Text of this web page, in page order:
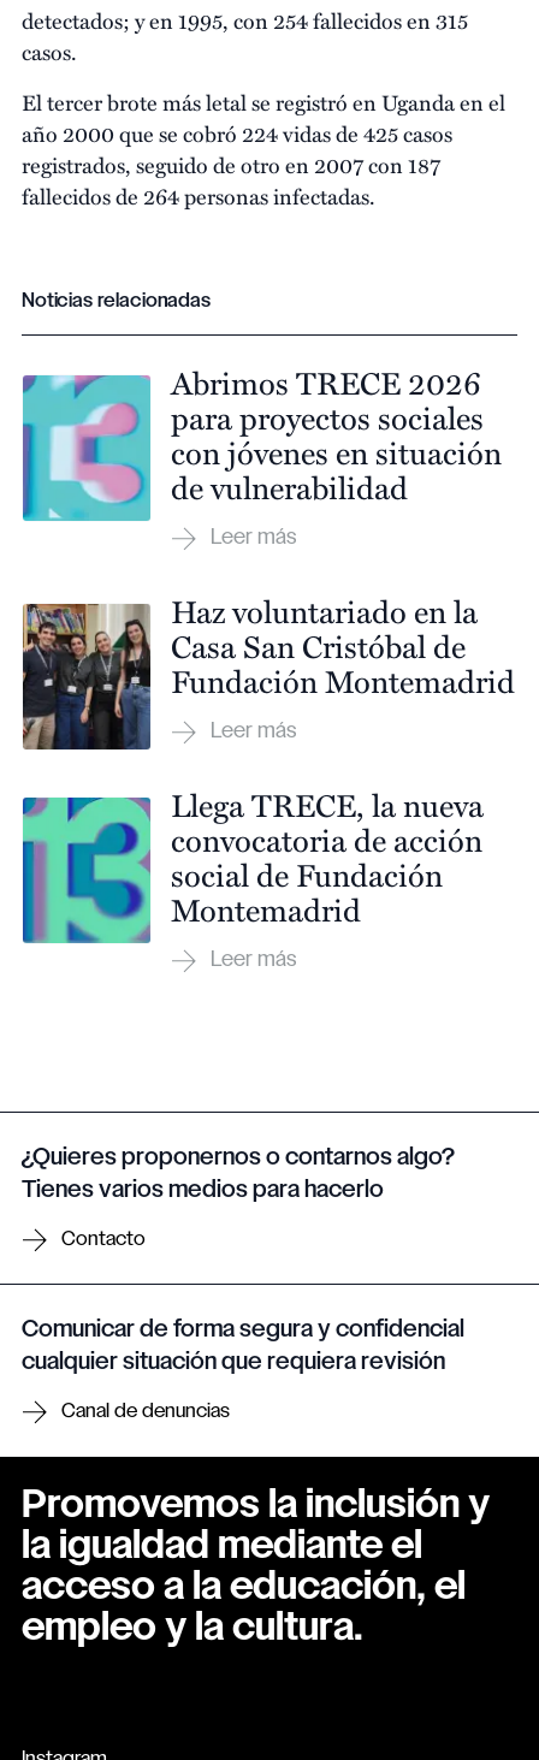
detectados; y en 1995, con 254 fallecidos en 315
casos.
El tercer brote más letal se registró en Uganda en el
año 2000 que se cobró 224 vidas de 425 casos
registrados, seguido de otro en 2007 con 187
fallecidos de 264 personas infectadas.
Noticias relacionadas
Abrimos TRECE 2026
para proyectos sociales
con jóvenes en situación
de vulnerabilidad
Haz voluntariado en la
Casa San Cristóbal de
Fundación Montemadrid
Llega TRECE, la nueva
convocatoria de acción
social de Fundación
Montemadrid
¿Quieres proponernos o contarnos algo?
Tienes varios medios para hacerlo
Contacto
Comunicar de forma segura y confidencial
cualquier situación que requiera revisión
Canal de denuncias
Promovemos la inclusión y
la igualdad mediante el
acceso a la educación, el
empleo y la cultura.